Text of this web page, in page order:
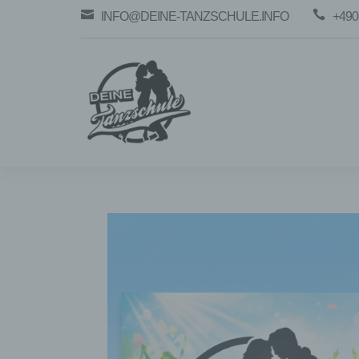
 INFO@DEINE-TANZSCHULE.INFO 